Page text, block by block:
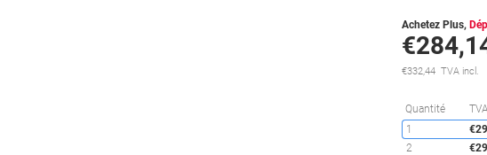
Achetez Plus,
€332,44 TVA incl.
Quantité
1
2